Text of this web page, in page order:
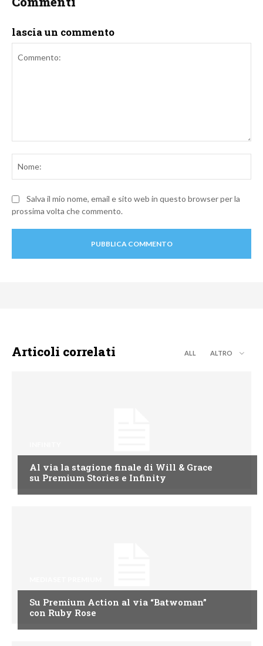
lascia un commento
Salva il mio nome, email e sito web in questo browser per la
prossima volta che commento.
Articoli correlati ALL ALTRO
Al via la stagione finale di Will & Grace
su Premium Stories e Infinity
Su Premium Action al via “Batwoman”
con Ruby Rose